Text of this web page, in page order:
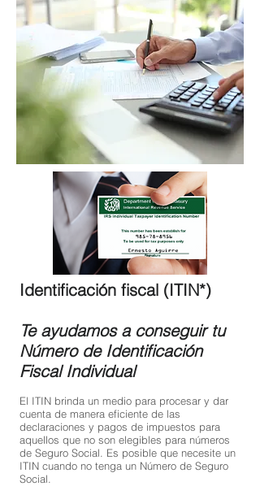
Identificación fiscal (ITIN*)
Te ayudamos a conseguir tu
Número de Identificación
Fiscal Individual
El ITIN brinda un medio para procesar y dar
cuenta de manera eficiente de las
declaraciones y pagos de impuestos para
aquellos que no son elegibles para números
de Seguro Social. Es posible que necesite un
ITIN cuando no tenga un Número de Seguro
Social.